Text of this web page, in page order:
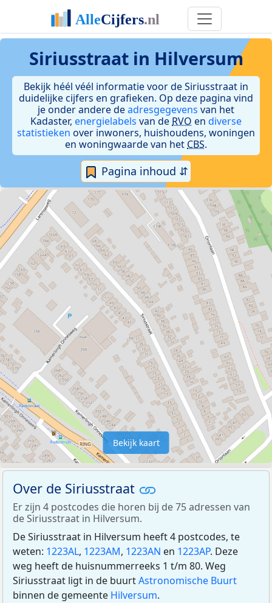
Siriusstraat in Hilversum
Bekijk héél véél informatie voor de Siriusstraat in
duidelijke cijfers en grafieken. Op deze pagina vind
je onder andere deadresgegevens van het
Kadaster, energielabels van de RVO en diverse
statistieken over inwoners, huishoudens, woningen
en woningwaarde van het CBS.
Pagina inhoud ⇵
Bekijk kaart
Over de Siriusstraat
Er zijn 4 postcodes die horen bij de 75 adressen van
de Siriusstraat in Hilversum.
De Siriusstraat in Hilversum heeft 4 postcodes, te
weten: 1223AL, 1223AM, 1223AN en 1223AP. Deze
weg heeft de huisnummerreeks 1 t/m 80. Weg
Siriusstraat ligt in de buurtAstronomische Buurt
binnen de gemeente Hilversum.